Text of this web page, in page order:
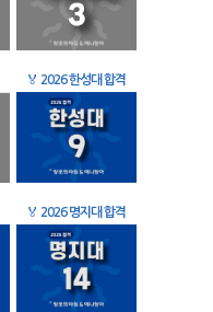
🏅 2026 한성대 합격
🏅 2026 명지대 합격